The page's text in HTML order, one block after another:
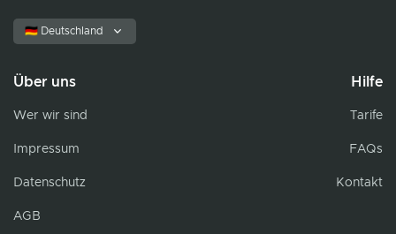
🇩🇪 Deutschland
Über uns
Wer wir sind
Impressum
Datenschutz
AGB
Hilfe
Tarife
FAQs
Kontakt